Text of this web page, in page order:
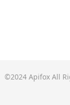
©2024 Apifox All